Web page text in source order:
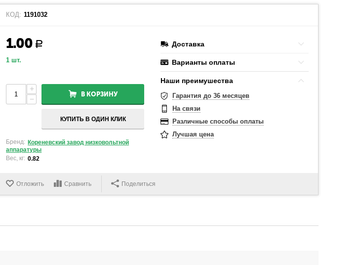
КОД: 1191032
1.00 Р
1 шт.
+
−
В КОРЗИНУ
КУПИТЬ В ОДИН КЛИК
Бренд: Кореневский завод низковольтной
аппаратуры
Вес, кг: 0.82
Доставка
Варианты оплаты
Наши преимушества
Гарантия до 36 месяцев
На связи
Различные способы оплаты
Лучшая цена
Отложить Сравнить Поделиться